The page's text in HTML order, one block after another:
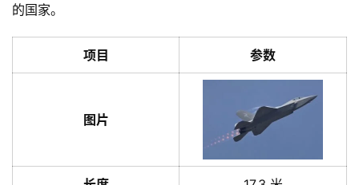
的国家。
项目 参数
图片